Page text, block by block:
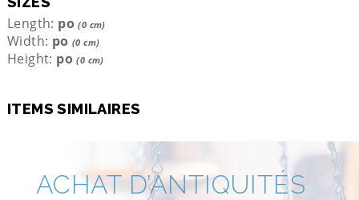
Length: po(0 cm)
Width: po (0 cm)
Height: po(0 cm)
ITEMS SIMILAIRES
ACHAT D’ANTIQUITÉS